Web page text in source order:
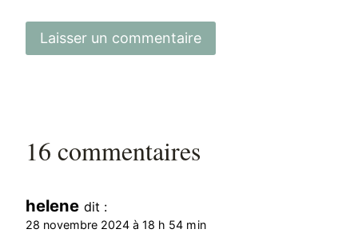
16 commentaires
helene dit :
28 novembre 2024 à 18 h 54 min